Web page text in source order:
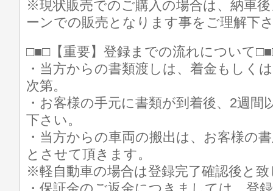
※現状販売でのご購入の場合は、納車
ーンでの販売となります事をご理解下
□■□【重要】登録までの流れについて
・当方からの書類渡しは、着金もしく
次第。
・お客様の手元に書類が到着後、2週
下さい。
・当方からの車両の搬出は、お客様の
とさせて頂きます。
※軽自動車の場合は登録完了確認後と